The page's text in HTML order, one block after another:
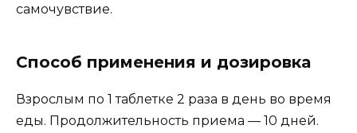
самочувствие.
Способ применения и дозировка
Взрослым по 1 таблетке 2 раза в день во время
еды. Продолжительность приема — 10 дней.